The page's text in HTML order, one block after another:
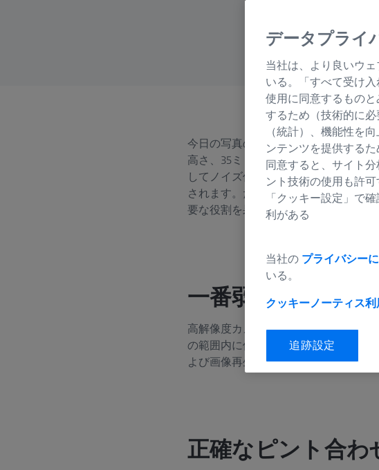
今日の写真のずば抜けた画質の良さ
高さ、35ミリフルサイズまたは伝統
してノイズ低減アルゴリズムなどで
されます。だからこそ、画質に対す
要な役割を果たすのです。
一番弱いつなぎめ
高解像度カメラで最高品質の写真を
の範囲内に保つことがカギとなりま
よび画像再生にまさに当てはまります
正確なピント合わ
データプライ
当社は、より良いウ
いる。「すべて受け
使用に同意するもの
するため（技術的に
（統計）、機能性を
ンテンツを提供する
同意すると、サイト
ント技術の使用も許
「クッキー設定」で
利がある
当社の プライバシー
いる。
クッキーノーティス利
追跡設定